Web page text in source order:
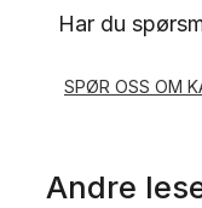
Har du
SPØR OSS OM
Andre